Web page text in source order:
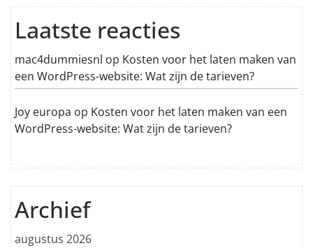
Laatste reacties
mac4dummiesnl op Kosten voor het laten maken van
een WordPress-website: Wat zijn de tarieven?
Joy europa op Kosten voor het laten maken van een
WordPress-website: Wat zijn de tarieven?
Archief
augustus 2026